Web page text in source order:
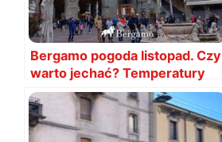
Bergamo pogoda listopad. Czy
warto jechać? Temperatury